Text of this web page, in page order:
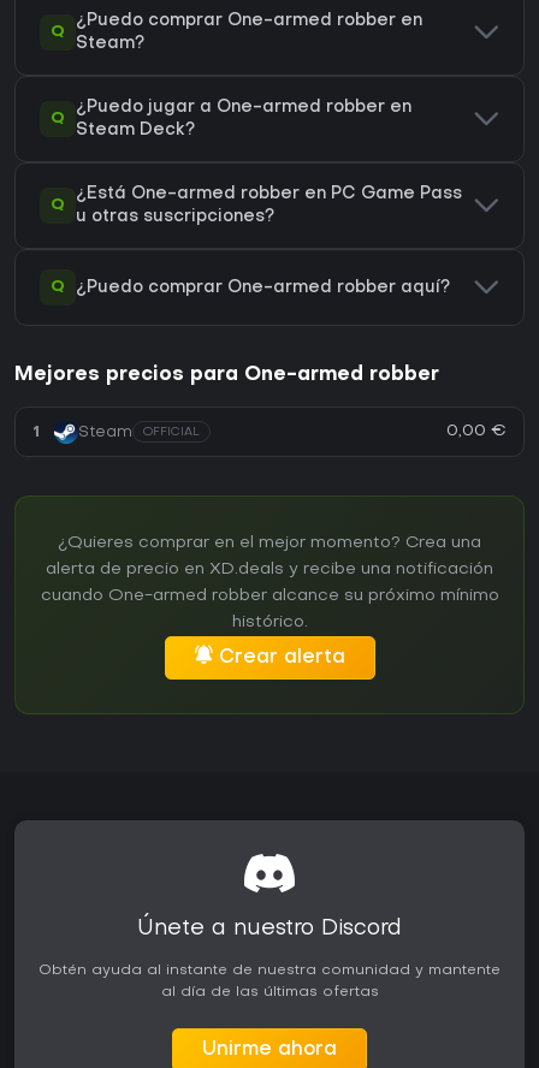
Q
¿Puedo comprar One-armed robber en
Steam?
Q
¿Puedo jugar a One-armed robber en
Steam Deck?
Q
¿Está One-armed robber en PC Game Pass
u otras suscripciones?
Q ¿Puedo comprar One-armed robber aquí?
Mejores precios para One-armed robber
1 Steam OFFICIAL 0,00 €
¿Quieres comprar en el mejor momento? Crea una
alerta de precio en XD.deals y recibe una notificación
cuando One-armed robber alcance su próximo mínimo
histórico.
Crear alerta
Únete a nuestro Discord
Obtén ayuda al instante de nuestra comunidad y mantente
al día de las últimas ofertas
Unirme ahora